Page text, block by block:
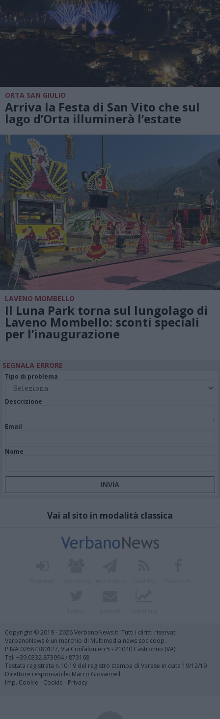
ORTA SAN GIULIO
Arriva la Festa di San Vito che sul
lago d’Orta illuminerà l’estate
LAVENO MOMBELLO
Il Luna Park torna sul lungolago di
Laveno Mombello: sconti speciali
per l’inaugurazione
SEGNALA ERRORE
Tipo di problema
Descrizione
Email
Nome
Vai al sito in modalità classica
Copyright © 2019 - 2026 VerbanoNews.it. Tutti i diritti riservati
VerbanoNews è un marchio di Multimedia news soc coop.
P.IVA 02687380127, Via Confalonieri 5 - 21040 Castronno (VA)
Tel. +39.0332.873094 / 873168
Testata registrata n.10-19 del registro stampa di Varese in data 19/12/19
Direttore responsabile: Marco Giovannelli
Imp. Cookie - Cookie - Privacy